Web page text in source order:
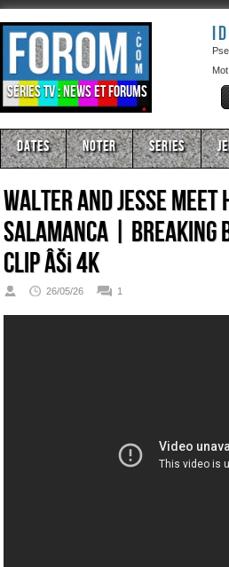
Séries TV : news et forums
Dates Noter Series
Walter And Jesse Meet
Salamanca | Breaking
CLIP âš¡ 4K
26/05/26 1